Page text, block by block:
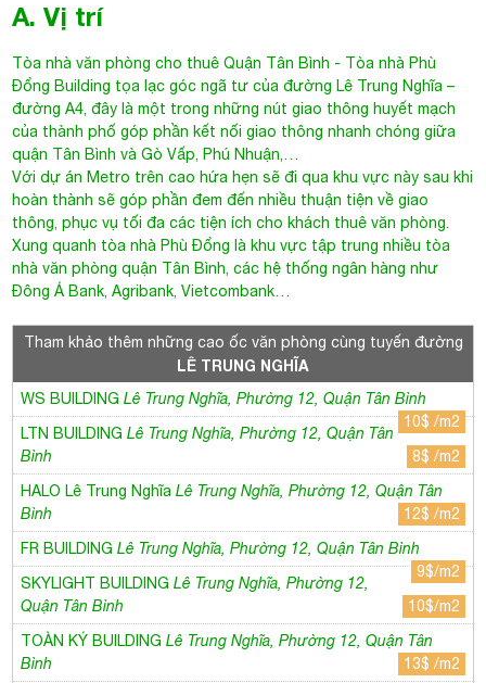
A. Vị trí
Tòa nhà văn phòng cho thuê Quận Tân Bình - Tòa nhà Phù
Đổng Building tọa lạc góc ngã tư của đường Lê Trung Nghĩa –
đường A4, đây là một trong những nút giao thông huyết mạch
của thành phố góp phần kết nối giao thông nhanh chóng giữa
quận Tân Bình và Gò Vấp, Phú Nhuận,…
Với dự án Metro trên cao hứa hẹn sẽ đi qua khu vực này sau khi
hoàn thành sẽ góp phần đem đến nhiều thuận tiện về giao
thông, phục vụ tối đa các tiện ích cho khách thuê văn phòng.
Xung quanh tòa nhà Phù Đổng là khu vực tập trung nhiều tòa
nhà văn phòng quận Tân Bình, các hệ thống ngân hàng như
Đông Á Bank, Agribank, Vietcombank…
Tham khảo thêm những cao ốc văn phòng cùng tuyến đường
LÊ TRUNG NGHĨA
WS BUILDINGLê Trung Nghĩa, Phường 12, Quận Tân Bình
10$ /m2
LTN BUILDINGLê Trung Nghĩa, Phường 12, Quận Tân
Bình
8$ /m2
HALO Lê Trung NghĩaLê Trung Nghĩa, Phường 12, Quận Tân
Bình
12$ /m2
FR BUILDINGLê Trung Nghĩa, Phường 12, Quận Tân Bình
9$/m2
SKYLIGHT BUILDINGLê Trung Nghĩa, Phường 12,
Quận Tân Bình
10$/m2
TOÀN KÝ BUILDINGLê Trung Nghĩa, Phường 12, Quận Tân
Bình
13$ /m2